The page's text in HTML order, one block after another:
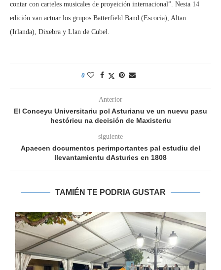
contar con carteles musicales de proyeición internacional”. Nesta 14
edición van actuar los grupos Batterfield Band (Escocia), Altan
(Irlanda), Dixebra y Llan de Cubel.
0
Anterior
El Conceyu Universitariu pol Asturianu ve un nuevu pasu
hestóricu na decisión de Maxisteriu
siguiente
Apaecen documentos perimportantes pal estudiu del
llevantamientu dAsturies en 1808
TAMIÉN TE PODRIA GUSTAR